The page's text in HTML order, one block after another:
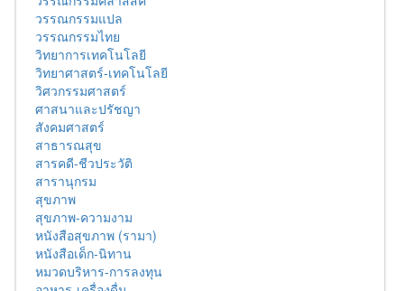
วรรณกรรมแปล
วรรณกรรมไทย
วิทยาการเทคโนโลยี
วิทยาศาสตร์-เทคโนโลยี
วิศวกรรมศาสตร์
ศาสนาและปรัชญา
สังคมศาสตร์
สาธารณสุข
สารคดี-ชีวประวัติ
สารานุกรม
สุขภาพ
สุขภาพ-ความงาม
หนังสือสุขภาพ (รามา)
หนังสือเด็ก-นิทาน
หมวดบริหาร-การลงทุน